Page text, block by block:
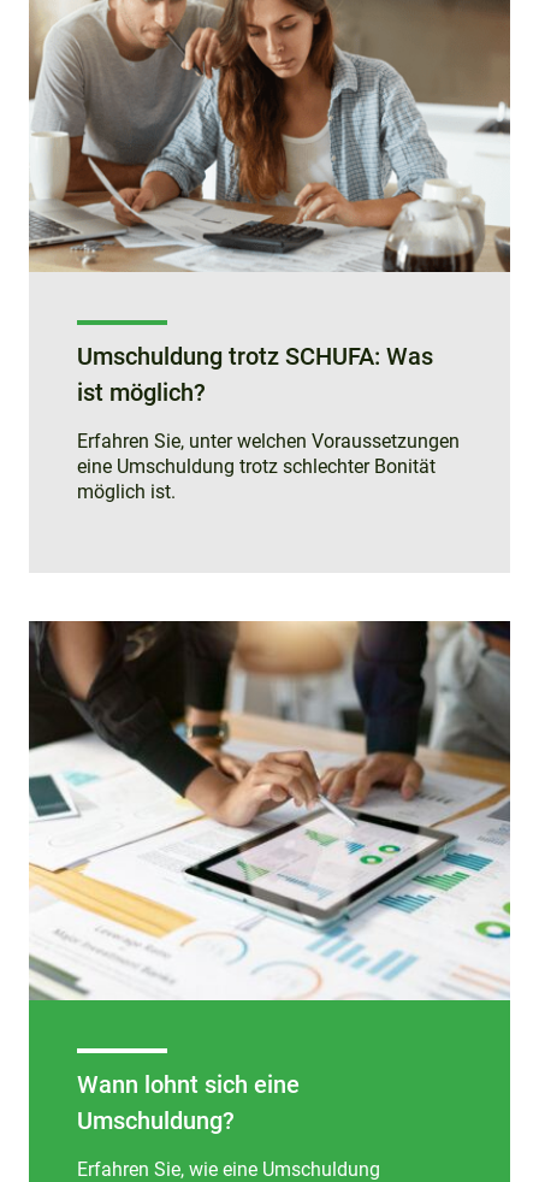
Umschuldung trotz SCHUFA: Was
ist möglich?
Erfahren Sie, unter welchen Voraussetzungen
eine Umschuldung trotz schlechter Bonität
möglich ist.
Wann lohnt sich eine
Umschuldung?
Erfahren Sie, wie eine Umschuldung